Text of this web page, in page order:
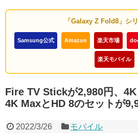
「Galaxy Z Fold8」シ
Samsung公式 Amazon 楽天市場
楽天モバイル
Fire TV Stickが2,980円、4K
4K MaxとHD 8のセットが
2022/3/26 モバイル